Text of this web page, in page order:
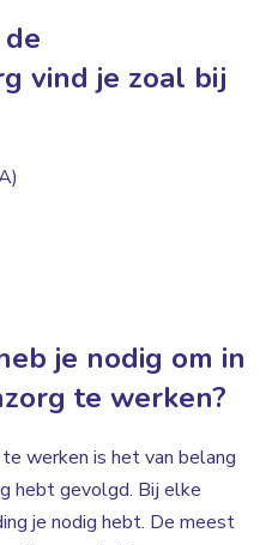
vind je zoal bij
je nodig om in
te werken?
werken is het van belang
hebt gevolgd. Bij elke
je nodig hebt. De meest